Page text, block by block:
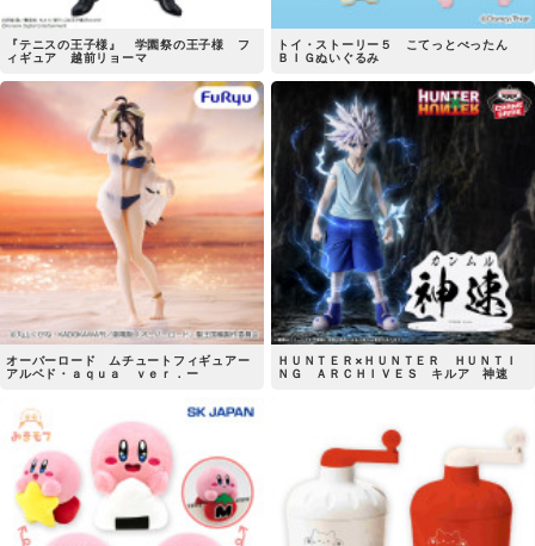
『テニスの王子様』 学園祭の王子様 フ
ィギュア 越前リョーマ
トイ・ストーリー５ こてっとぺったん
ＢＩＧぬいぐるみ
オーバーロード ムチュートフィギュアー
アルベド・ａｑｕａ ｖｅｒ．ー
ＨＵＮＴＥＲ×ＨＵＮＴＥＲ ＨＵＮＴＩ
ＮＧ ＡＲＣＨＩＶＥＳ キルア 神速